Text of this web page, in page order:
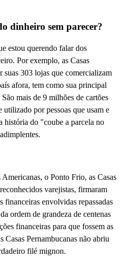
dinheiro sem parecer?
estou querendo falar dos
Por exemplo, as Casas
suas 303 lojas que comercializam
afora, tem como sua principal
mais de 9 milhões de cartões
por pessoas que usam e
história do "coube a parcela no
o Ponto Frio, as Casas
varejistas, firmaram
financeiras envolvidas repassadas
ordem de grandeza de centenas
financeiras para que fossem as
Casas Pernambucanas não abriu
filé mignon.